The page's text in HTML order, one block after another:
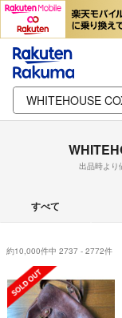
出品時より
すべて
約10,000件中 2737 - 2772件